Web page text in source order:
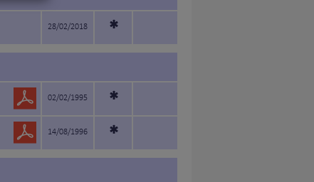
28/02/2018 *
02/02/1995 *
14/08/1996 *